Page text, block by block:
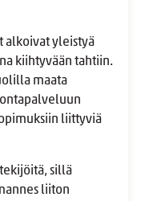
alkoivat yleistyä
kiihtyvään tahtiin.
maata
liittyviä
sillä
liiton